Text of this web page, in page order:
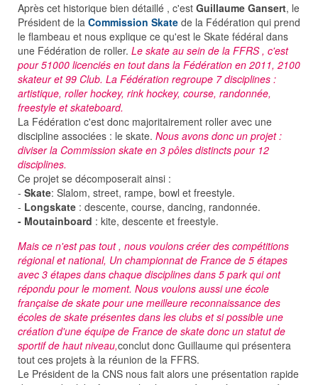
Après cet historique bien détaillé , c'est Guillaume Gansert, le
Président de la Commission Skate de la Fédération qui prend
le flambeau et nous explique ce qu'est le Skate fédéral dans
une Fédération de roller. Le skate au sein de la FFRS , c'est
pour 51000 licenciés en tout dans la Fédération en 2011, 2100
skateur et 99 Club. La Fédération regroupe 7 disciplines :
artistique, roller hockey, rink hockey, course, randonnée,
freestyle et skateboard.
La Fédération c'est donc majoritairement roller avec une
discipline associées : le skate. Nous avons donc un projet :
diviser la Commission skate en 3 pôles distincts pour 12
disciplines.
Ce projet se décomposerait ainsi :
- Skate: Slalom, street, rampe, bowl et freestyle.
- Longskate : descente, course, dancing, randonnée.
- Moutainboard : kite, descente et freestyle.
Mais ce n'est pas tout , nous voulons créer des compétitions
régional et national, Un championnat de France de 5 étapes
avec 3 étapes dans chaque disciplines dans 5 park qui ont
répondu pour le moment. Nous voulons aussi une école
française de skate pour une meilleure reconnaissance des
écoles de skate présentes dans les clubs et si possible une
création d'une équipe de France de skate donc un statut de
sportif de haut niveau,conclut donc Guillaume qui présentera
tout ces projets à la réunion de la FFRS.
Le Président de la CNS nous fait alors une présentation rapide